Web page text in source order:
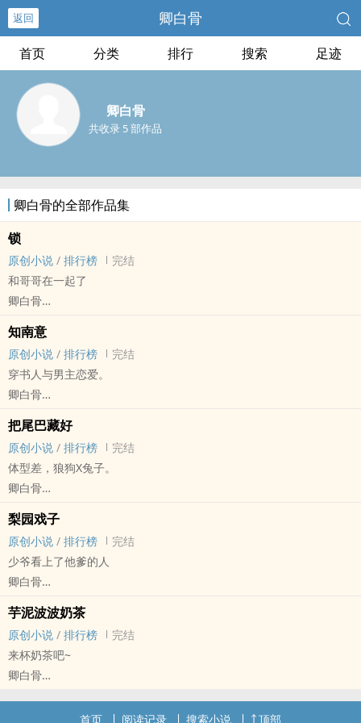
返回 卿白骨
首页 分类 排行 搜索 足迹
卿白骨
共收录 5 部作品
卿白骨的全部作品集
锁
原创小说 / 排行榜
完结
和哥哥在一起了
卿白骨
年下 - 骨科 - 荤素均衡
知南意
原创小说 / 排行榜
完结
穿书人与男主恋爱。
卿白骨
玄幻 - 前世今生 - 重生 - ‎1‌‍v‌‍‎1‍‎‌
主：南双×钟灵(bg)
副：苏见泽×苏念卿(骨科/bl)
先生×01(bl)
平凡的蠢猪猪女孩穿越到了一本书里，成了恶毒女配，她该如何活
命？
*感情线稀薄，主要走剧情。
*视角有三个，所以分三章。
把尾巴藏好
原创小说 / 排行榜
完结
体型差，狼狗X兔子。
卿白骨
ABO - 兽人 - 荤素均衡
黑切黑狼狗（188）×甜软小兔纸（158）
长官大人解无野野玫瑰Alpha×特工队员苏小稚草莓奶糖Omega
解无野家里的东西永远有两份。
一份是大的，另一份是迷你的。
小兔子每天都会等一枝玫瑰。
解无野：今天听话了吗？尾巴有好好藏好吗？
❣️
梨园戏子
原创小说 / 排行榜
完结
少爷看上了他爹的人
卿白骨
五爷从战场上退下来后回了家。
某天跟爹一起去了趟梨园，却对一戏子相思倾付。
从此软磨硬泡直掰弯，硬是娶回了家。
这一行径差点儿没把他爹气死，原因无他，只因这戏子是他爹先看上
的……
芋泥波波奶茶
原创小说 / 排行榜
完结
来杯奶茶吧~
卿白骨
HE - 小甜饼 - 第一人称
首页 阅读记录 搜索小说 顶部